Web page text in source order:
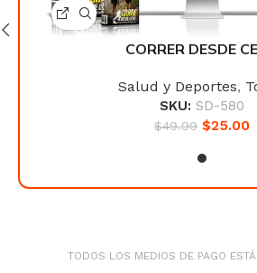
CORRER DESDE
Salud y Deportes,
SKU: SD-580
$49.99 $25.00
TODOS LOS MEDIOS DE PAGO